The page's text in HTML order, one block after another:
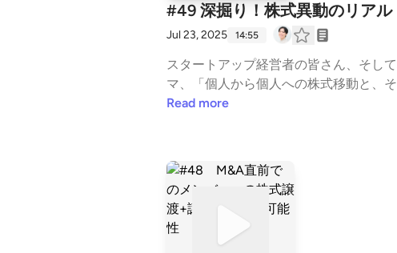
#49 深掘り！株式異動のリアル
Jul 23, 2025 14:55
スタートアップ経営者の皆さん、そし
マ、「個人から個人への株式移動と、
買取、M&amp;Aを見据えた仲間への株
にどう対応するのか？」まで、実務上
い。そんなジレンマに直面する方々へ
れば幸いです。ぜひ、最後までお聴きく
Read more